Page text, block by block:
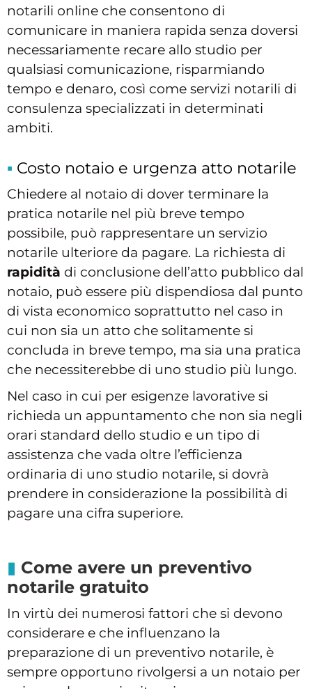
notarili online che consentono di
comunicare in maniera rapida senza doversi
necessariamente recare allo studio per
qualsiasi comunicazione, risparmiando
tempo e denaro, così come servizi notarili di
consulenza specializzati in determinati
ambiti.
Costo notaio e urgenza atto notarile
Chiedere al notaio di dover terminare la
pratica notarile nel più breve tempo
possibile, può rappresentare un servizio
notarile ulteriore da pagare. La richiesta di
rapidità di conclusione dell’atto pubblico dal
notaio, può essere più dispendiosa dal punto
di vista economico soprattutto nel caso in
cui non sia un atto che solitamente si
concluda in breve tempo, ma sia una pratica
che necessiterebbe di uno studio più lungo.
Nel caso in cui per esigenze lavorative si
richieda un appuntamento che non sia negli
orari standard dello studio e un tipo di
assistenza che vada oltre l’efficienza
ordinaria di uno studio notarile, si dovrà
prendere in considerazione la possibilità di
pagare una cifra superiore.
Come avere un preventivo
notarile gratuito
In virtù dei numerosi fattori che si devono
considerare e che influenzano la
preparazione di un preventivo notarile, è
sempre opportuno rivolgersi a un notaio per